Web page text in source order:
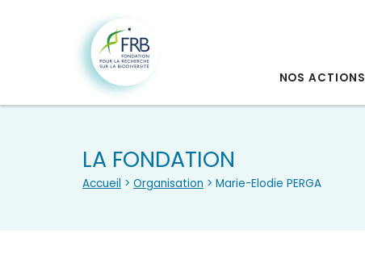
NOS ACTIONS
LA FONDATION
Accueil > Organisation > Marie-Elodie PERGA